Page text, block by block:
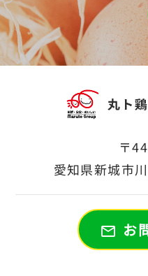
〒
愛知県新城市
mail_outline お